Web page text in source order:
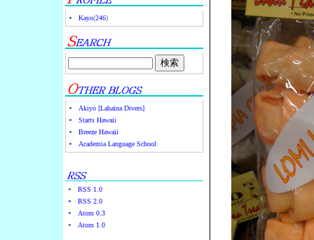
Kayo(246)
Akiyo [Lahaina Divers]
Starts Hawaii
Breeze Hawaii
Academia Language School
RSS 1.0
RSS 2.0
Atom 0.3
Atom 1.0